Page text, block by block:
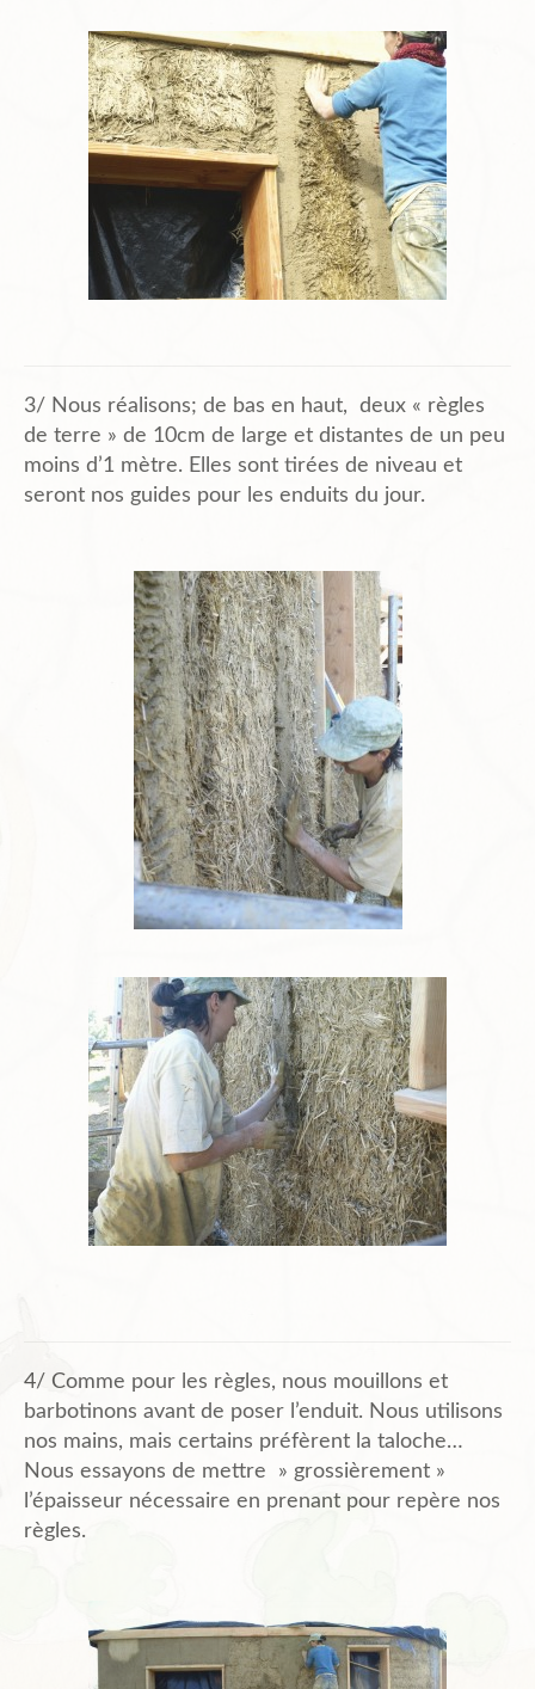
3/ Nous réalisons; de bas en haut, deux « règles
de terre » de 10cm de large et distantes de un peu
moins d’1 mètre. Elles sont tirées de niveau et
seront nos guides pour les enduits du jour.
4/ Comme pour les règles, nous mouillons et
barbotinons avant de poser l’enduit. Nous utilisons
nos mains, mais certains préfèrent la taloche…
Nous essayons de mettre » grossièrement »
l’épaisseur nécessaire en prenant pour repère nos
règles.